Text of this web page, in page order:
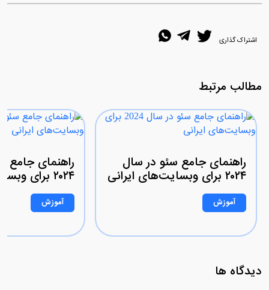
اشتراک گذاری
مطالب مرتبط
راهنمای جامع سئو در سال
۲۰۲۴ برای وبسایت‌های ایرانی
آموزش
راهنمای جامع
۲۰۲۴ برای وبسایت‌های ایرانی
آموزش
دیدگاه ها